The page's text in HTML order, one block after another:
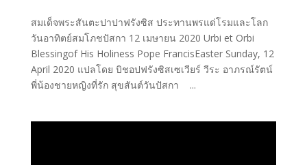
สมเด็จพระสันตะปาปาฟรังซิส ประทานพรแด่โรมและโลก
วันอาทิตย์สมโภชปัสกา 12 เมษายน 2020 Urbi et Orbi
Blessingof His Holiness Pope FrancisEaster Sunday, 12
April 2020 แปลโดย บิชอปฟรังซิสเซเวียร์ วีระ อาภรณ์รัตน์
พี่น้องชายหญิงที่รัก สุขสันต์วันปัสกา ...